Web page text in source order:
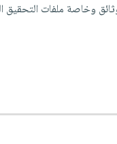
وخاصة ملفات